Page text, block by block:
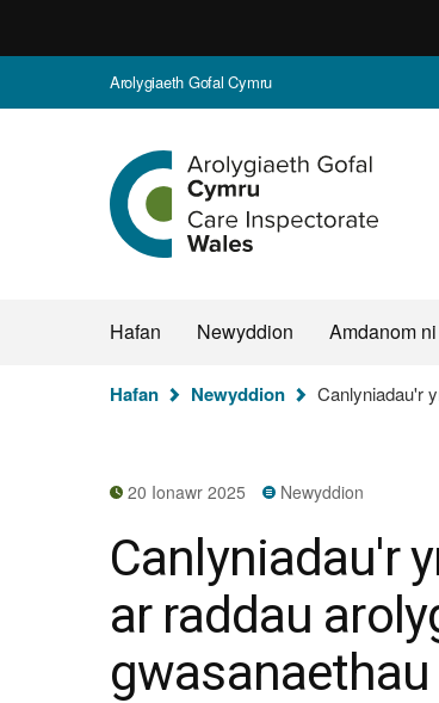
Arolygiaeth Gofal Cymru
Ewch
i
hafan
Arolygiaeth
Gofal
Hafan Newyddion Amdanom ni
Rydych
Hafan Newyddion Canlyniadau'r
20 Ionawr 2025 Newyddion
Canlyniadau'r
ar raddau